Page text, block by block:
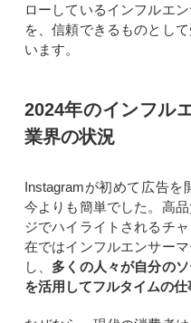
ローしているインフルエ
を、信頼できるものとし
います。
2024年のインフル
業界の状況
Instagramが初めて広告
今よりも簡単でした。高
ジでハイライトされるチ
在ではインフルエンサー
し、 多くの人々が自分の
を活用してフルタイムの仕